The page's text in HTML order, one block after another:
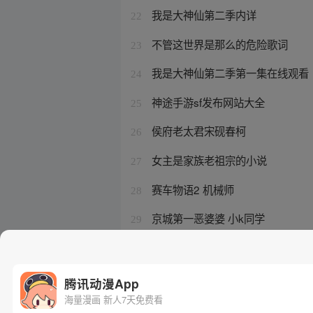
22 我是大神仙第二季内详
23 不管这世界是那么的危险歌词
24 我是大神仙第二季第一集在线观看
25 神途手游sf发布网站大全
26 侯府老太君宋砚春柯
27 女主是家族老祖宗的小说
28 赛车物语2 机械师
29 京城第一恶婆婆 小k同学
腾讯动漫App
海量漫画 新人7天免费看